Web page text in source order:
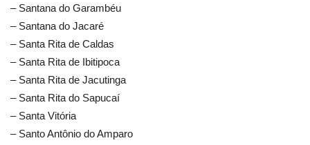
– Santana do Garambéu
– Santana do Jacaré
– Santa Rita de Caldas
– Santa Rita de Ibitipoca
– Santa Rita de Jacutinga
– Santa Rita do Sapucaí
– Santa Vitória
– Santo Antônio do Amparo